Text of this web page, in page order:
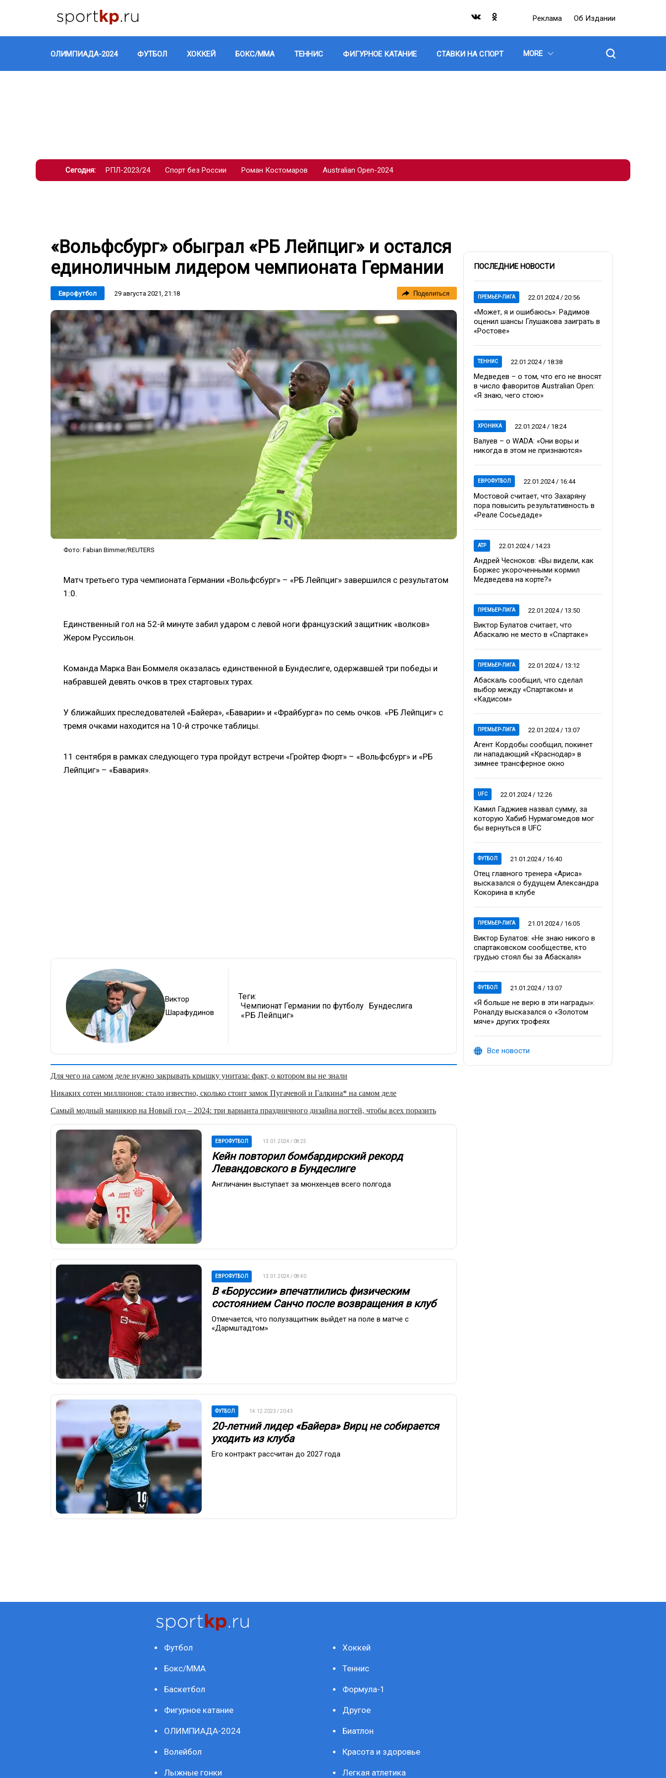
Реклама Об Издании
ОЛИМПИАДА-2024 ФУТБОЛ ХОККЕЙ БОКС/ММА ТЕННИС ФИГУРНОЕ КАТАНИЕ СТАВКИ НА СПОРТ MORE
Сегодня: РПЛ-2023/24 Спорт без России Роман Костомаров Australian Open-2024
«Вольфсбург» обыграл «РБ Лейпциг» и остался
единоличным лидером чемпионата Германии
Еврофутбол 29 августа 2021, 21:18 Поделиться
Фото: Fabian Bimmer/REUTERS
Матч третьего тура чемпионата Германии «Вольфсбург» – «РБ Лейпциг» завершился с результатом
1:0.
Единственный гол на 52-й минуте забил ударом с левой ноги французский защитник «волков»
Жером Руссильон.
Команда Марка Ван Боммеля оказалась единственной в Бундеслиге, одержавшей три победы и
набравшей девять очков в трех стартовых турах.
У ближайших преследователей «Байера», «Баварии» и «Фрайбурга» по семь очков. «РБ Лейпциг» с
тремя очками находится на 10-й строчке таблицы.
11 сентября в рамках следующего тура пройдут встречи «Гройтер Фюрт» – «Вольфсбург» и «РБ
Лейпциг» – «Бавария».
Виктор
Шарафудинов
Теги:
Чемпионат Германии по футболу
Бундеслига
«РБ Лейпциг»
Для чего на самом деле нужно закрывать крышку унитаза: факт, о котором вы не знали
Никаких сотен миллионов: стало известно, сколько стоит замок Пугачевой и Галкина* на самом деле
Самый модный маникюр на Новый год – 2024: три варианта праздничного дизайна ногтей, чтобы всех поразить
ЕВРОФУТБОЛ 13.01.2024 / 08:25
Кейн повторил бомбардирский рекорд
Левандовского в Бундеслиге
Англичанин выступает за мюнхенцев всего полгода
ЕВРОФУТБОЛ 13.01.2024 / 08:40
В «Боруссии» впечатлились физическим
состоянием Санчо после возвращения в клуб
Отмечается, что полузащитник выйдет на поле в матче с
«Дармштадтом»
ФУТБОЛ 14.12.2023 / 20:43
20-летний лидер «Байера» Вирц не собирается
уходить из клуба
Его контракт рассчитан до 2027 года
ПОСЛЕДНИЕ НОВОСТИ
ПРЕМЬЕР-ЛИГА 22.01.2024 / 20:56
«Может, я и ошибаюсь»: Радимов
оценил шансы Глушакова заиграть в
«Ростове»
ТЕННИС 22.01.2024 / 18:38
Медведев – о том, что его не вносят
в число фаворитов Australian Open:
«Я знаю, чего стою»
ХРОНИКА 22.01.2024 / 18:24
Валуев – о WADA: «Они воры и
никогда в этом не признаются»
ЕВРОФУТБОЛ 22.01.2024 / 16:44
Мостовой считает, что Захаряну
пора повысить результативность в
«Реале Сосьедаде»
ATP 22.01.2024 / 14:23
Андрей Чесноков: «Вы видели, как
Боржес укороченными кормил
Медведева на корте?»
ПРЕМЬЕР-ЛИГА 22.01.2024 / 13:50
Виктор Булатов считает, что
Абаскалю не место в «Спартаке»
ПРЕМЬЕР-ЛИГА 22.01.2024 / 13:12
Абаскаль сообщил, что сделал
выбор между «Спартаком» и
«Кадисом»
ПРЕМЬЕР-ЛИГА 22.01.2024 / 13:07
Агент Кордобы сообщил, покинет
ли нападающий «Краснодар» в
зимнее трансферное окно
UFC 22.01.2024 / 12:26
Камил Гаджиев назвал сумму, за
которую Хабиб Нурмагомедов мог
бы вернуться в UFC
ФУТБОЛ 21.01.2024 / 16:40
Отец главного тренера «Ариса»
высказался о будущем Александра
Кокорина в клубе
ПРЕМЬЕР-ЛИГА 21.01.2024 / 16:05
Виктор Булатов: «Не знаю никого в
спартаковском сообществе, кто
грудью стоял бы за Абаскаля»
ФУТБОЛ 21.01.2024 / 13:07
«Я больше не верю в эти награды»:
Роналду высказался о «Золотом
мяче» других трофеях
Все новости
Футбол Хоккей
Бокс/ММА Теннис
Баскетбол Формула-1
Фигурное катание Другое
ОЛИМПИАДА-2024 Биатлон
Волейбол Красота и здоровье
Лыжные гонки Легкая атлетика